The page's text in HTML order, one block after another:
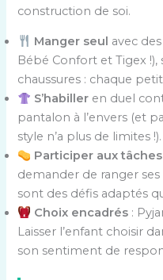
construction de soi.
Manger seul avec
Bébé Confort et Tigex !),
chaussures : chaque
S’habiller en duel
pantalon à l’envers (et
style n’a plus de limites !).
Participer aux tâches
demander de ranger
sont des défis adaptés
Choix encadrés :
Laisser l’enfant choisir
son sentiment de